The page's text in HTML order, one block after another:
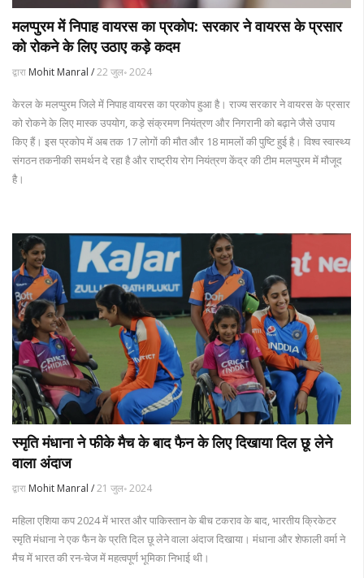
मलप्पुरम में निपाह वायरस का प्रकोप: सरकार ने वायरस के प्रसार
को रोकने के लिए उठाए कड़े कदम
द्वारा Mohit Manral /22 जुल॰ 2024
केरल के मलप्पुरम जिले में निपाह वायरस का प्रकोप हुआ है। राज्य सरकार ने वायरस के प्रसार
को रोकने के लिए मास्क उपयोग, कड़े संक्रमण नियंत्रण और निगरानी को बढ़ाने जैसे उपाय
किए हैं। इस प्रकोप में अब तक 17 लोगों की मौत और 18 मामलों की पुष्टि हुई है। विश्व स्वास्थ्य
संगठन तकनीकी समर्थन दे रहा है और राष्ट्रीय रोग नियंत्रण केंद्र की टीम मलप्पुरम में मौजूद
है।
स्मृति मंधाना ने फीके मैच के बाद फैन के लिए दिखाया दिल छू लेने
वाला अंदाज
द्वारा Mohit Manral /21 जुल॰ 2024
महिला एशिया कप 2024 में भारत और पाकिस्तान के बीच टकराव के बाद, भारतीय क्रिकेटर
स्मृति मंधाना ने एक फैन के प्रति दिल छू लेने वाला अंदाज दिखाया। मंधाना और शेफाली वर्मा ने
मैच में भारत की रन-चेज में महत्वपूर्ण भूमिका निभाई थी।